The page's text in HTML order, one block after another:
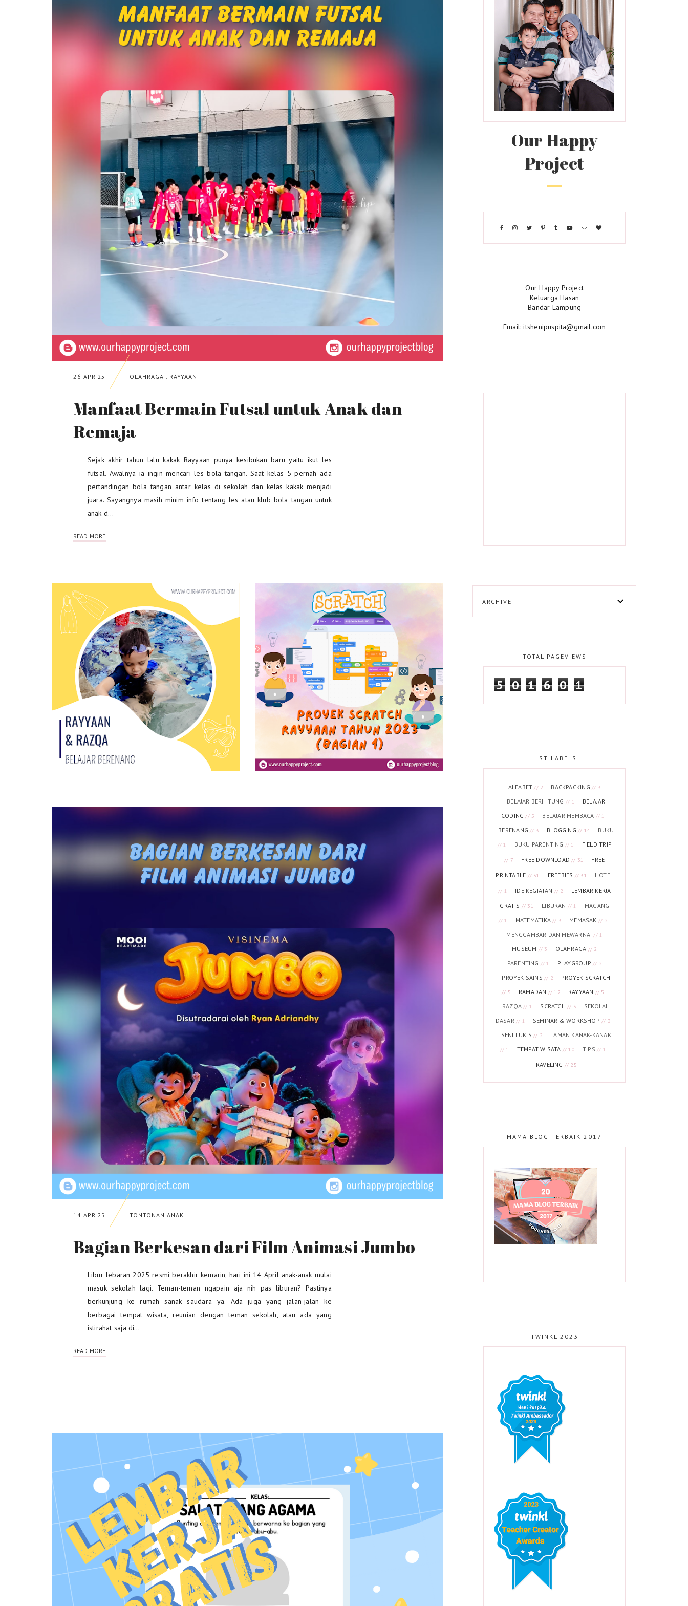
26 APR 25 OLAHRAGA . RAYYAAN
Manfaat Bermain Futsal untuk Anak dan
Remaja
Sejak akhir tahun lalu kakak Rayyaan punya kesibukan baru yaitu ikut les
futsal. Awalnya ia ingin mencari les bola tangan. Saat kelas 5 pernah ada
pertandingan bola tangan antar kelas di sekolah dan kelas kakak menjadi
juara. Sayangnya masih minim info tentang les atau klub bola tangan untuk
anak d…
READ MORE
14 APR 25 TONTONAN ANAK
Bagian Berkesan dari Film Animasi Jumbo
Libur lebaran 2025 resmi berakhir kemarin, hari ini 14 April anak-anak mulai
masuk sekolah lagi. Teman-teman ngapain aja nih pas liburan? Pastinya
berkunjung ke rumah sanak saudara ya. Ada juga yang jalan-jalan ke
berbagai tempat wisata, reunian dengan teman sekolah, atau ada yang
istirahat saja di…
READ MORE
Our Happy
Project
Our Happy Project
Keluarga Hasan
Bandar Lampung
Email: itshenipuspita@gmail.com
ARCHIVE
TOTAL PAGEVIEWS
5 0 1 6 0 1
LIST LABELS
ALFABET// 2 BACKPACKING // 3
BELAJAR BERHITUNG // 1
BELAJAR
CODING// 5 BELAJAR MEMBACA // 1
BERENANG// 3 BLOGGING// 14 BUKU
// 1 BUKU PARENTING // 1 FIELD TRIP
// 7 FREE DOWNLOAD// 31
FREE
PRINTABLE // 31 FREEBIES // 31 HOTEL
// 1 IDE KEGIATAN // 2
LEMBAR KERJA
GRATIS // 31 LIBURAN // 1 MAGANG
// 1 MATEMATIKA// 3 MEMASAK // 2
MENGGAMBAR DAN MEWARNAI// 1
MUSEUM // 3 OLAHRAGA // 2
PARENTING // 1 PLAYGROUP // 2
PROYEK SAINS// 2 PROYEK SCRATCH
// 5 RAMADAN // 12 RAYYAAN // 5
RAZQA// 1 SCRATCH // 3
SEKOLAH
DASAR // 1 SEMINAR & WORKSHOP // 3
SENI LUKIS// 2 TAMAN KANAK-KANAK
// 1 TEMPAT WISATA // 10 TIPS// 1
TRAVELING // 25
MAMA BLOG TERBAIK 2017
TWINKL 2023